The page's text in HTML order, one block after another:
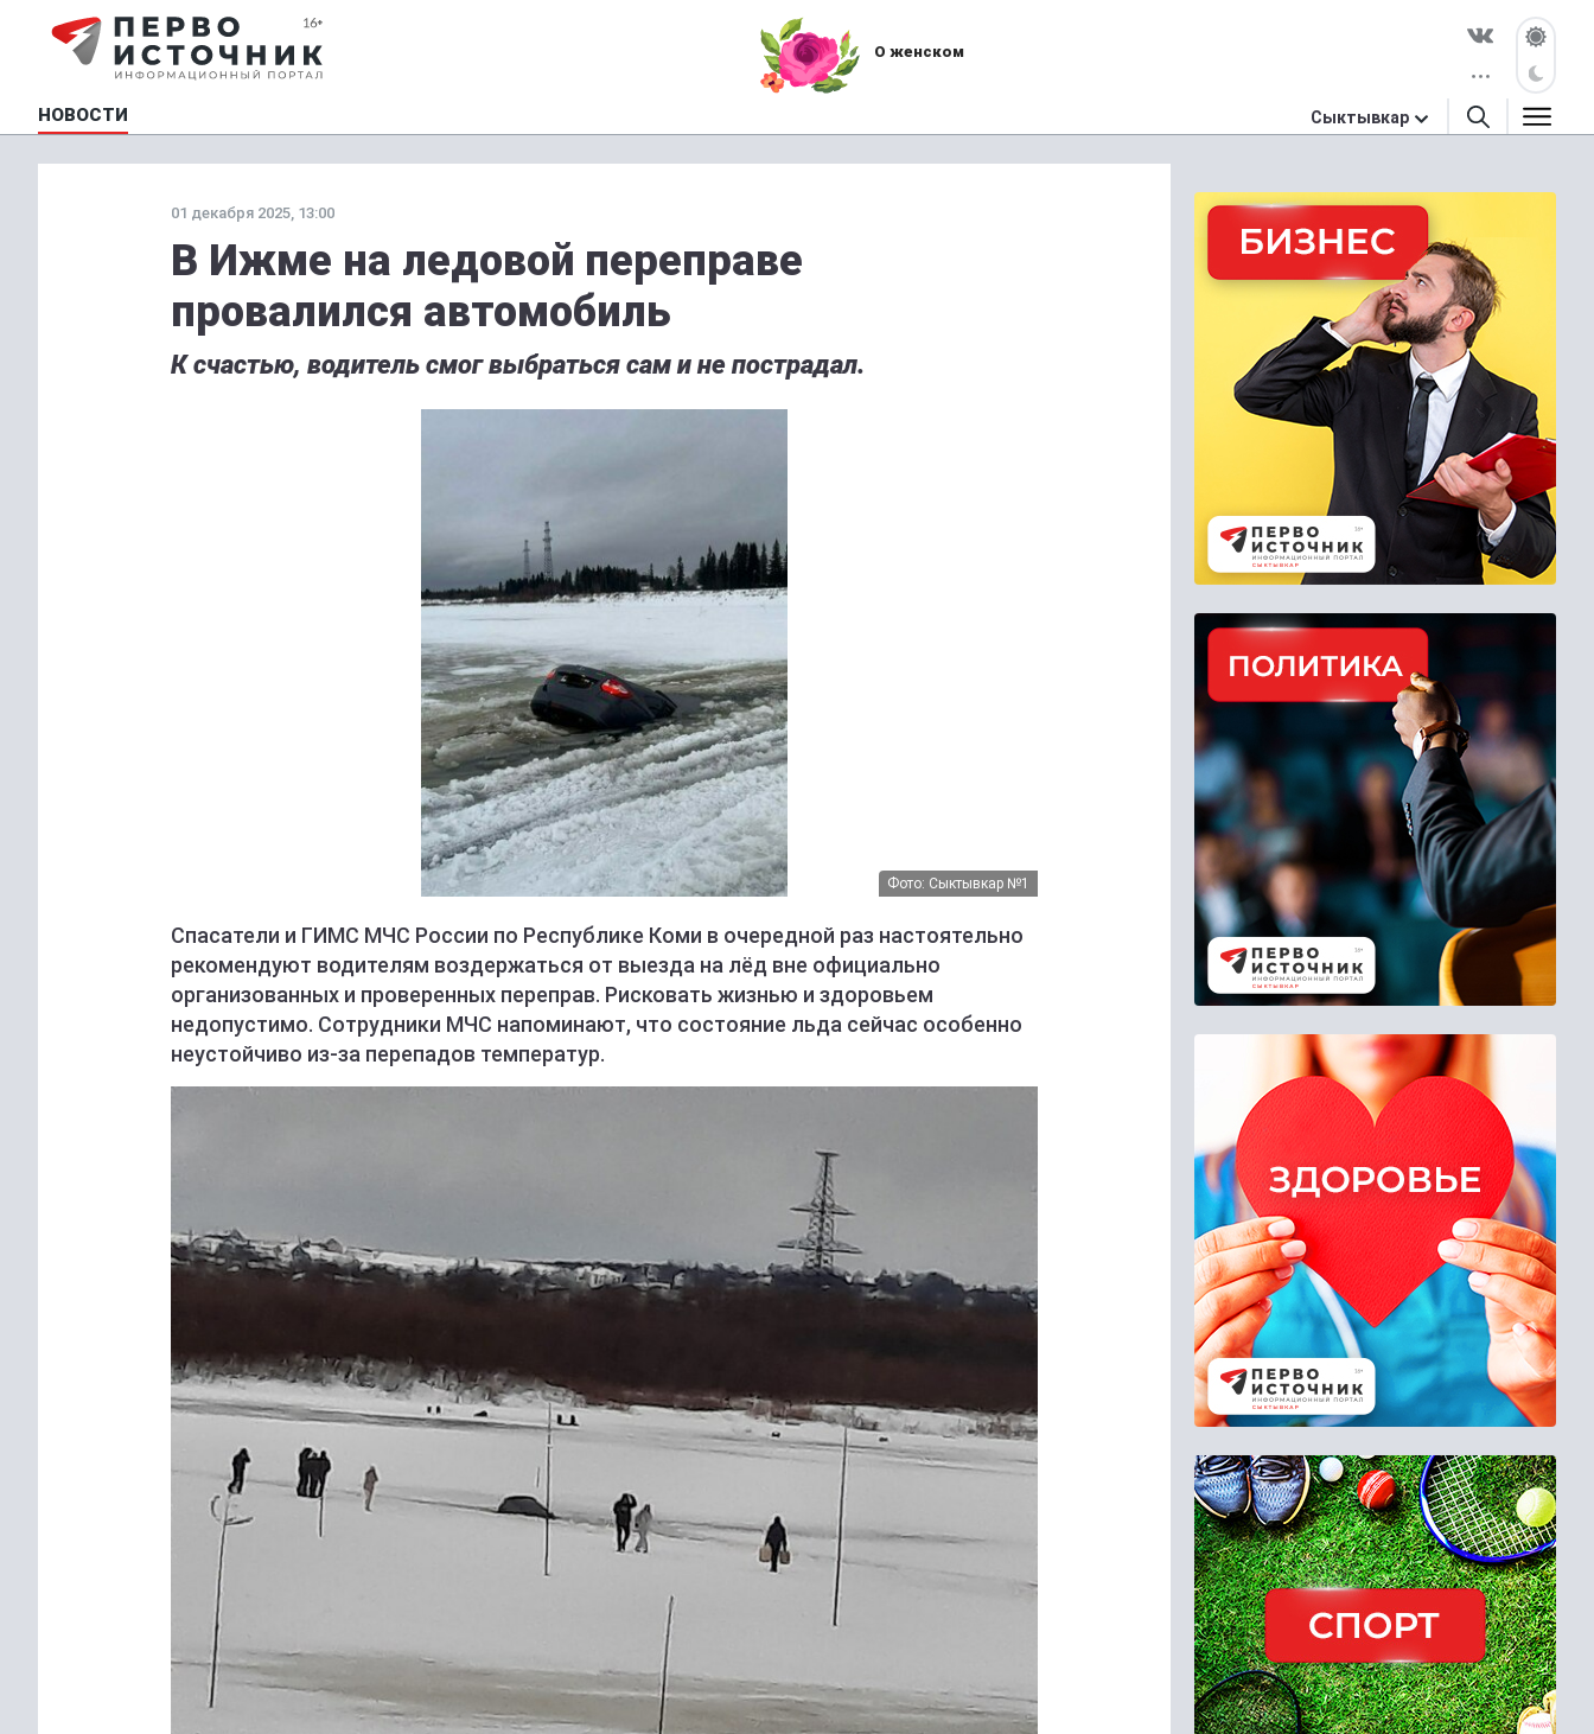
О женском
НОВОСТИ Сыктывкар
01 декабря 2025, 13:00
В Ижме на ледовой переправе
провалился автомобиль
К счастью, водитель смог выбраться сам и не пострадал.
Фото: Сыктывкар №1
Спасатели и ГИМС МЧС России по Республике Коми в очередной раз настоятельно
рекомендуют водителям воздержаться от выезда на лёд вне официально
организованных и проверенных переправ. Рисковать жизнью и здоровьем
недопустимо. Сотрудники МЧС напоминают, что состояние льда сейчас особенно
неустойчиво из-за перепадов температур.